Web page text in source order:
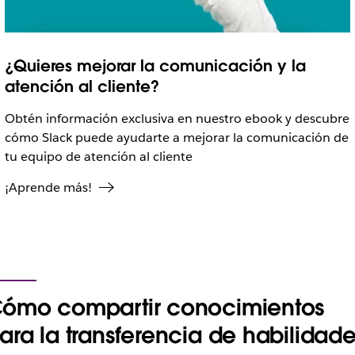
¿Quieres mejorar la comunicación y la
atención al cliente?
Obtén información exclusiva en nuestro ebook y descubre
cómo Slack puede ayudarte a mejorar la comunicación de
tu equipo de atención al cliente
¡Aprende más!
compartir conocimientos
la transferencia de